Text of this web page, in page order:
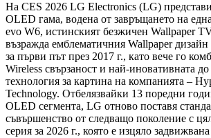
На CES 2026 LG Electronics (LG)
OLED гама, водена от завръщането на
evo W6, истинският безжичен Wallpaper
възражда емблематичния Wallpaper
за първи път през 2017 г., като вече го
Wireless свързаност и най-иновативната
технология за картина на компанията –
Technology. Отбелязвайки 13 поредни
OLED сегмента, LG отново поставя
съвършенство от следващо поколение с
серия за 2026 г., която е изцяло задвижвана